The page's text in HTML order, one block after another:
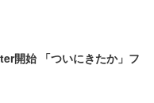
開始 「ついにきたか」フ